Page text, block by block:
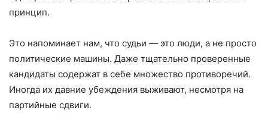
принцип.
Это напоминает нам, что судьи — это люди, а не просто
политические машины. Даже тщательно проверенные
кандидаты содержат в себе множество противоречий.
Иногда их давние убеждения выживают, несмотря на
партийные сдвиги.